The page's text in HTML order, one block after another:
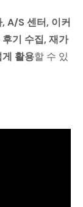
A/S 센터, 이커
기 수집, 재가
활용할 수 있